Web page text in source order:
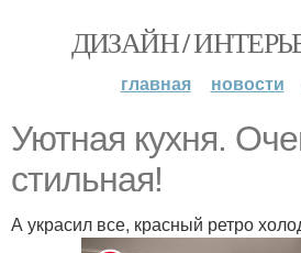
ДИЗАЙН /
главная новости
Уютная кухня.
стильная!
А украсил все, красный ретро